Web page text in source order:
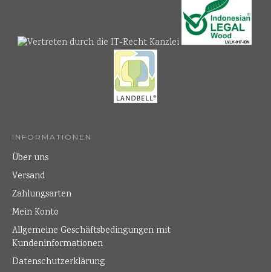
INFORMATIONEN
Über uns
Versand
Zahlungsarten
Mein Konto
Allgemeine Geschäftsbedingungen mit
Kundeninformationen
Datenschutzerklärung